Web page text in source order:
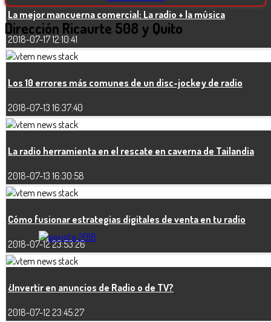
La mejor mancuerna comercial: La radio + la música
2018-07-17 12:10:41
Los 10 errores más comunes de un disc-jockey de radio
2018-07-13 16:37:40
La radio herramienta en el rescate en caverna de Tailandia
2018-07-13 16:30:58
Cómo fusionar estrategias digitales de venta en tu radio
2018-07-12 23:53:26
¿Invertir en anuncios de Radio o de TV?
2018-07-12 23:45:27
Dirección Ricaurte 508 y Quito